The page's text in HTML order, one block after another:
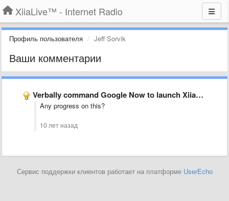
XiiaLive™ - Internet Radio
Профиль пользователя Jeff Sorvik
Ваши комментарии
Verbally command Google Now to launch XiiaLive Pro and play …
Any progress on this?
10 лет назад
Сервис поддержки клиентов работает на платформе UserEcho